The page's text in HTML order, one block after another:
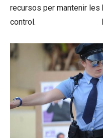
recursos per mantenir
control.